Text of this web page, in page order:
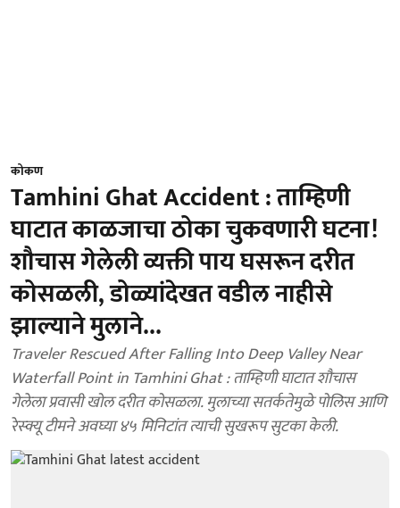
कोकण
Tamhini Ghat Accident : ताम्हिणी
घाटात काळजाचा ठोका चुकवणारी घटना!
शौचास गेलेली व्यक्ती पाय घसरून दरीत
कोसळली, डोळ्यांदेखत वडील नाहीसे
झाल्याने मुलाने...
Traveler Rescued After Falling Into Deep Valley Near
Waterfall Point in Tamhini Ghat : ताम्हिणी घाटात शौचास
गेलेला प्रवासी खोल दरीत कोसळला. मुलाच्या सतर्कतेमुळे पोलिस आणि
रेस्क्यू टीमने अवघ्या ४५ मिनिटांत त्याची सुखरूप सुटका केली.